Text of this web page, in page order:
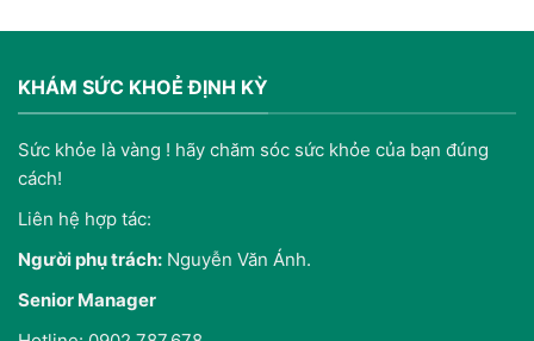
KHÁM SỨC KHOẺ ĐỊNH KỲ
Sức khỏe là vàng ! hãy chăm sóc sức khỏe của bạn đúng
cách!
Liên hệ hợp tác:
Người phụ trách: Nguyễn Văn Ánh.
Senior Manager